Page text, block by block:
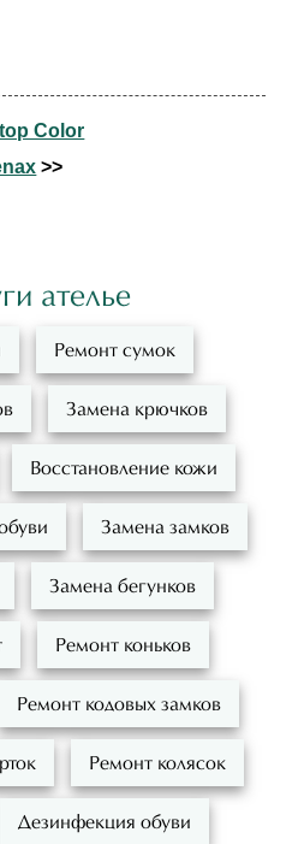
Color
>>
ателье
Ремонт сумок
Замена крючков
Восстановление кожи
Замена замков
Замена бегунков
Ремонт коньков
Ремонт кодовых замков
Ремонт колясок
Дезинфекция обуви